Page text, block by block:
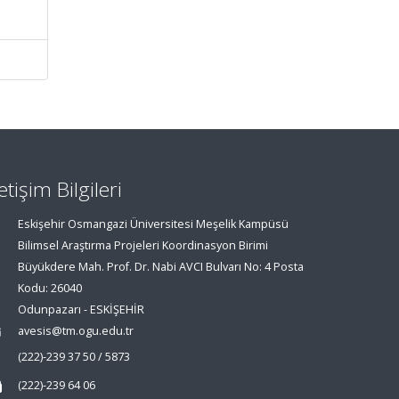
Bilgileri
Eskişehir Osmangazi Üniversitesi Meşelik Kampüsü
Bilimsel Araştırma Projeleri Koordinasyon Birimi
Büyükdere Mah. Prof. Dr. Nabi AVCI Bulvarı No: 4 Posta
Kodu: 26040
Odunpazarı - ESKİŞEHİR
avesis@tm.ogu.edu.tr
(222)-239 37 50 / 5873
(222)-239 64 06